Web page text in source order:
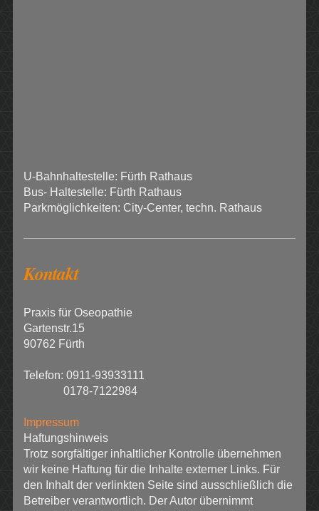
U-Bahnhaltestelle: Fürth Rathaus
Bus- Haltestelle: Fürth Rathaus
Parkmöglichkeiten: City-Center, techn. Rathaus
Kontakt
Praxis für Oseopathie
Gartenstr.15
90762 Fürth
Telefon: 0911-93933111
0178-7122984
Impressum
Haftungshinweis
Trotz sorgfältiger inhaltlicher Kontrolle übernehmen
wir keine Haftung für die Inhalte externer Links. Für
den Inhalt der verlinkten Seite sind ausschließlich die
Betreiber verantwortlich. Der Autor übernimmt